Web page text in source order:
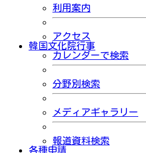
利用案内
アクセス
韓国文化院行事
カレンダーで検索
分野別検索
メディアギャラリー
報道資料検索
各種申請